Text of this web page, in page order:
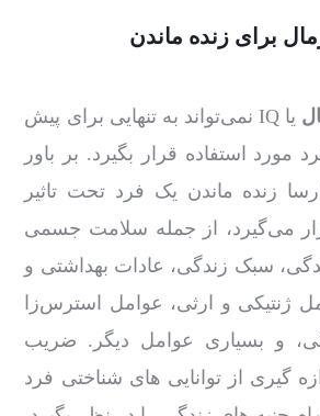
برای زنده ماندن
یا IQ نمی‌تواند به تنهایی برای پیش
مورد استفاده قرار بگیرد. بر باور
زنده ماندن یک فرد تحت تاثیر
می‌گیرد، از جمله سلامت جسمی
سبک زندگی، عادات بهداشتی و
ژنتیکی و ارثی، عوامل استرس‌زا
و بسیاری عوامل دیگر. ضریب
گیری از توانایی‌ های شناختی فرد